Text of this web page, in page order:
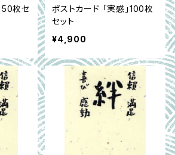
50枚セ
ポストカード 「実感」100枚
セット
¥4,900